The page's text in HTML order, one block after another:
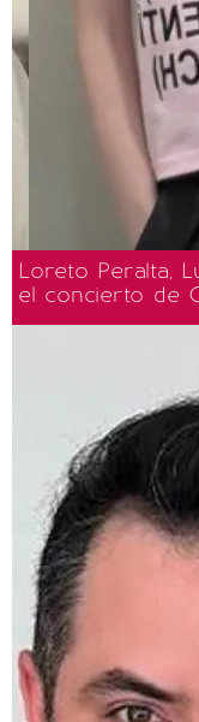
Loreto Peralta,
el concierto de